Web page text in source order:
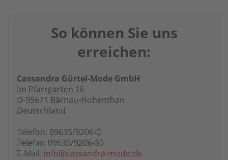
So können Sie uns
erreichen:
Cassandra Gürtel-Mode GmbH
Im Pfarrgarten 16
D-95671 Bärnau-Hohenthan
Deutschland
Telefon: 09635/9206-0
Telefax: 09635/9206-30
E-Mail: info@cassandra-mode.de